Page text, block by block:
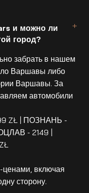
и можно ли
город?
забрать в нашем
Варшавы либо
Варшавы. За
автомобили
ZŁ | ПОЗНАНЬ -
- 2149 |
ценами, включая
сторону.